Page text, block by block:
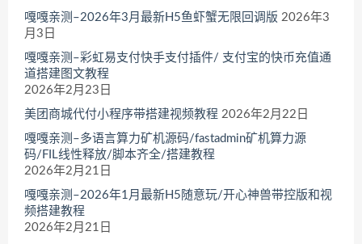
嘎嘎亲测–2026年3月最新H5鱼虾蟹无限回调版 2026年3
月3日
嘎嘎亲测–彩虹易支付快手支付插件/ 支付宝的快币充值通
道搭建图文教程
2026年2月23日
美团商城代付小程序带搭建视频教程 2026年2月22日
嘎嘎亲测–多语言算力矿机源码/fastadmin矿机算力源
码/FIL线性释放/脚本齐全/搭建教程
2026年2月21日
嘎嘎亲测–2026年1月最新H5随意玩/开心神兽带控版和视
频搭建教程
2026年2月21日